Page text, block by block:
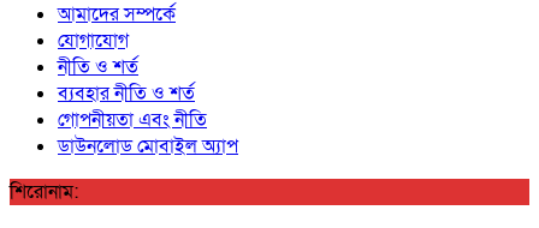
আমাদের সম্পর্কে
যোগাযোগ
নীতি ও শর্ত
ব্যবহার নীতি ও শর্ত
গোপনীয়তা এবং নীতি
ডাউনলোড মোবাইল অ্যাপ
শিরোনাম: